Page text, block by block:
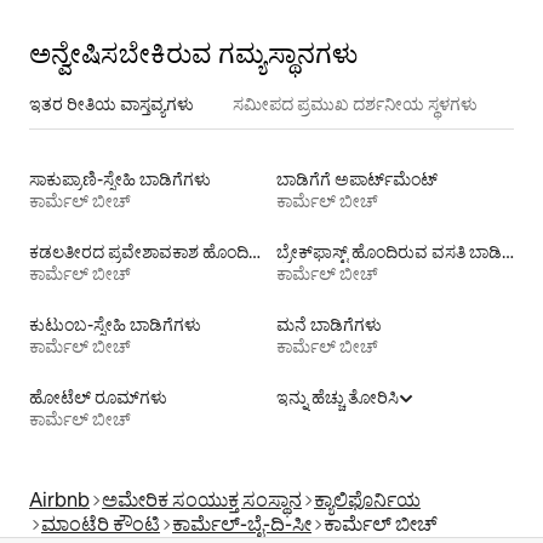
ಅನ್ವೇಷಿಸಬೇಕಿರುವ ಗಮ್ಯಸ್ಥಾನಗಳು
ಇತರ ರೀತಿಯ ವಾಸ್ತವ್ಯಗಳು ಸಮೀಪದ ಪ್ರಮುಖ ದರ್ಶನೀಯ ಸ್ಥಳಗಳು
ಸಾಕುಪ್ರಾಣಿ-ಸ್ನೇಹಿ ಬಾಡಿಗೆಗಳು
ಕಾರ್ಮೆಲ್ ಬೀಚ್
ಬಾಡಿಗೆಗೆ ಅಪಾರ್ಟ್‌ಮೆಂಟ್‌
ಕಾರ್ಮೆಲ್ ಬೀಚ್
ಕಡಲತೀರದ ಪ್ರವೇಶಾವಕಾಶ ಹೊಂದಿರುವ ವಸತಿ ಬಾಡಿಗೆಗಳು
ಕಾರ್ಮೆಲ್ ಬೀಚ್
ಬ್ರೇಕ್‍‍ಫಾಸ್ಟ್ ಹೊಂದಿರುವ ವಸತಿ ಬಾಡಿಗೆಗಳು
ಕಾರ್ಮೆಲ್ ಬೀಚ್
ಕುಟುಂಬ-ಸ್ನೇಹಿ ಬಾಡಿಗೆಗಳು
ಕಾರ್ಮೆಲ್ ಬೀಚ್
ಮನೆ ಬಾಡಿಗೆಗಳು
ಕಾರ್ಮೆಲ್ ಬೀಚ್
ಹೋಟೆಲ್ ರೂಮ್‌ಗಳು
ಕಾರ್ಮೆಲ್ ಬೀಚ್
ಇನ್ನು ಹೆಚ್ಚು ತೋರಿಸಿ
Airbnb ಅಮೇರಿಕ ಸಂಯುಕ್ತ ಸಂಸ್ಥಾನ ಕ್ಯಾಲಿಫೊರ್ನಿಯ
ಮಾಂಟೆರಿ ಕೌಂಟಿ ಕಾರ್ಮೆಲ್-ಬೈ-ದಿ-ಸೀ ಕಾರ್ಮೆಲ್ ಬೀಚ್